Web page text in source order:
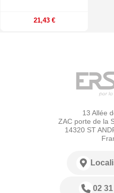
21,43 €
13 Allée
ZAC porte de la
14320 ST
02